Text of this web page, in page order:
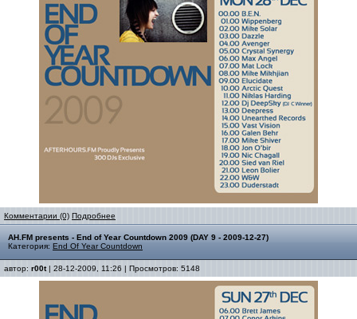
Комментарии (0) Подробнее
AH.FM presents - End of Year Countdown 2009 (DAY 9 - 2009-12-27)
Категория: End Of Year Countdown
автор: r00t| 28-12-2009, 11:26 | Просмотров: 5148